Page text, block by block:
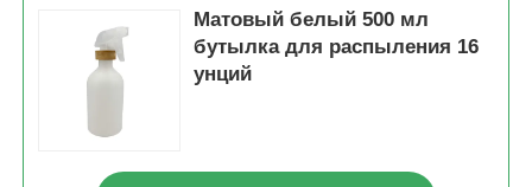
Матовый белый 500 мл
бутылка для распыления 16
унций